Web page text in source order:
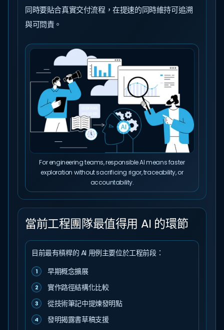
同時要貼合真實交付流程，在提速的同時維持可追溯
與可問責。
For engineering teams, responsible AI means faster
exploration without sacrificing rigor, traceability, or
accountability.
當前工程團隊最值得用 AI 的環節
目前最有槓桿的 AI 用例主要位於工程前段：
1 早期概念擴展
2 實作路徑結構化比較
3 從技術筆記中提煉發明點
4 發明揭露書草稿支援